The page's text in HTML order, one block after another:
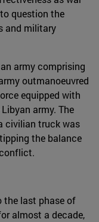
question the
and military
army comprising
outmanoeuvred
equipped with
army. The
civilian truck was
the balance
the last phase of
almost a decade,